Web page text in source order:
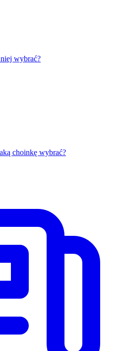
wybrać?
choinkę wybrać?